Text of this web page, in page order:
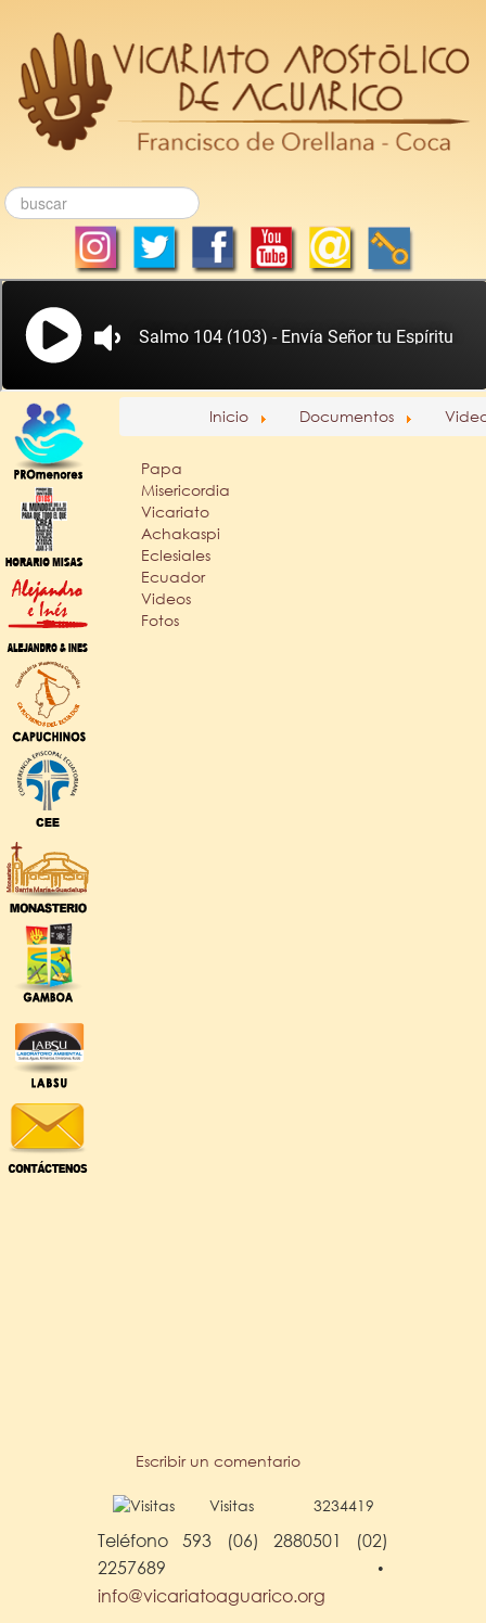
Inicio Documentos
Papa
Misericordia
Vicariato
Achakaspi
Eclesiales
Ecuador
Videos
Fotos
Escribir un comentario
Visitas 3234419
Teléfono 593 (06) 2880501 (02)
2257689 •
info@vicariatoaguarico.org